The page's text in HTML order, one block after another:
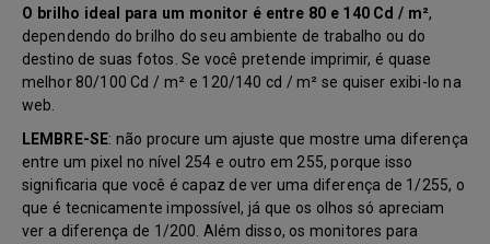
O brilho ideal para um monitor é entre 80 e 140 Cd / m²,
dependendo do brilho do seu ambiente de trabalho ou do
destino de suas fotos. Se você pretende imprimir, é quase
melhor 80/100 Cd / m² e 120/140 cd / m² se quiser exibi-lo na
web.
LEMBRE-SE: não procure um ajuste que mostre uma diferença
entre um pixel no nível 254 e outro em 255, porque isso
significaria que você é capaz de ver uma diferença de 1/255, o
que é tecnicamente impossível, já que os olhos só apreciam
ver a diferença de 1/200. Além disso, os monitores para